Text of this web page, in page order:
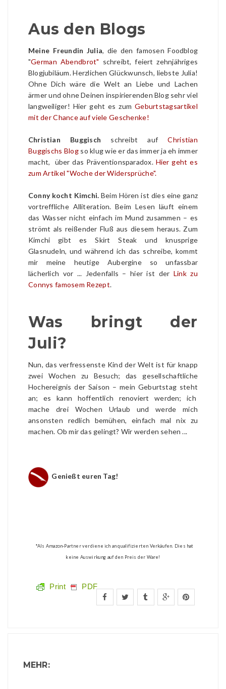
Aus den Blogs
Meine Freundin Julia, die den famosen Foodblog
"German Abendbrot" schreibt, feiert zehnjähriges
Blogjubiläum. Herzlichen Glückwunsch, liebste Julia!
Ohne Dich wäre die Welt an Liebe und Lachen
ärmer und ohne Deinen inspirierenden Blog sehr viel
langweiliger! Hier geht es zum Geburtstagsartikel
mit der Chance auf viele Geschenke!
Christian Buggisch schreibt aufChristian
Buggischs Blog so klug wie er das immer ja eh immer
macht, über das Präventionsparadox. Hier geht es
zum Artikel "Woche der Widersprüche".
Conny kocht Kimchi. Beim Hören ist dies eine ganz
vortreffliche Alliteration. Beim Lesen läuft einem
das Wasser nicht einfach im Mund zusammen – es
strömt als reißender Fluß aus diesem heraus. Zum
Kimchi gibt es Skirt Steak und knusprige
Glasnudeln, und während ich das schreibe, kommt
mir meine heutige Aubergine so unfassbar
lächerlich vor ... Jedenfalls – hier ist der Link zu
Connys famosem Rezept.
Was bringt der
Juli?
Nun, das verfressenste Kind der Welt ist für knapp
zwei Wochen zu Besuch; das gesellschaftliche
Hochereignis der Saison – mein Geburtstag steht
an; es kann hoffentlich renoviert werden; ich
mache drei Wochen Urlaub und werde mich
ansonsten redlich bemühen, einfach mal nix zu
machen. Ob mir das gelingt? Wir werden sehen ...
Genießt euren Tag!
*Als Amazon-Partner verdiene ich an qualifizierten Verkäufen. Dies hat
keine Auswirkung auf den Preis der Ware!
Print PDF
MEHR: